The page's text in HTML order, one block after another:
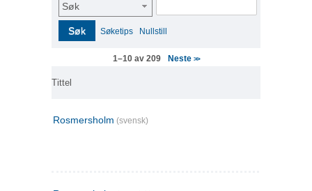
Søk
Søk Søketips Nullstill
1–10 av 209 Neste >>
Tittel
Rosmersholm (svensk)